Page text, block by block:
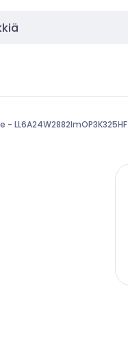
LL6A24W2882lmOP3K325HF